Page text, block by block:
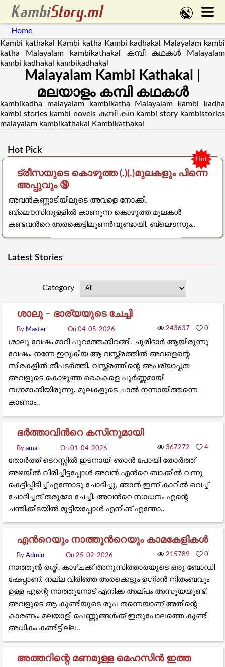
Home
Kambi kathakal Kambi katha Kambi kadhakal Malayalam kambi
katha Malayalam kambikathakal കമ്പി കഥകൾ Malayalam
kambi kadhakal kambikadhakal
Malayalam Kambi Kathakal |
മലയാളം കമ്പി കഥകൾ
kambikadha malayalam kambikatha Malayalam kambi kadha
kambi stories kambi novels കമ്പി കഥ kambi story kambistories
malayalam kambikathakal Kambikathakal
Hot Pick
Hot
ട്രീസയുടെ കൊഴുത്ത (.)(.)മുലകളും പിന്നെ
അപ്പുവും 🔞
അവന്‍കണ്ണാടിയിലൂടെ അവളെ നോക്കി.
ബ്ലൌസിനുള്ളില്‍ കാണുന്ന കൊഴുത്ത മുലകള്‍
കണ്ടവന്‍റെ അരക്കെട്ടിലുണര്‍വുണ്ടായി. ബ്ലൌസും..
Latest Stories
Category
ശാലു – ഭാര്യയുടെ ചേച്ചി
By Master On 04-05-2026 243637 0
ശാലു വേഷം മാറി പുറത്തേക്കിറങ്ങി. ചുരിദാര്‍ ആയിരുന്നു
വേഷം. നന്നേ ഇറുകിയ ആ വസ്ത്രത്തില്‍ അവളെന്റെ
സിരകളില്‍ തീപടര്‍ത്തി. വസ്ത്രത്തിന്റെ അപര്യാപ്തത
അവളുടെ കൊഴുത്ത കൈകളെ പൂര്‍ണ്ണമായി
നഗ്നമാക്കിയിരുന്നു. മുലകളുടെ ചാല്‍ നന്നായിത്തന്നെ
കാണാം..
ഭർത്താവിൻറെ കസിനുമായി
By amal On 01-04-2026 367272 4
തോർത്ത് ടെറസ്സിൽ ഇടനായി ഞാൻ പോയി തോർത്ത്
അഴയിൽ വിരിച്ചിട്ടപ്പോൾ അവൻ എൻറെ ബാക്കിൽ വന്നു
കെട്ടിപ്പിടിച്ച് എന്നോടു ചോദിച്ചു, ഞാൻ ഇന്ന് കാറിൽ വെച്ച്
ചോദിച്ചത് തരുമോ ചേച്ചി. അവൻറെ സാധനം എന്റെ
ചന്തിക്കിടയിൽ മുട്ടിയപ്പോൾ എനിക്ക് എന്തോ..
എന്‍റെയും നാത്തൂന്‍റെയും കാമകേളികൾ
By Admin On 25-02-2026 215789 0
നാത്തൂൻ രശ്മി, കാഴ്ചക്ക് അനുസിത്താരയുടെ ഒരു ബോഡി
ഷേപ്പാണ്. നല്ല വിരിഞ്ഞ അരക്കെട്ടും ഉഗ്രൻ നിതംബവും
ഉള്ള എന്റെ നാത്തൂനോട് എനിക്ക അല്പം അസൂയയുണ്ട്.
അവളുടെ ആ കുണ്ടിയുടെ രൂപ തന്നെയാണ് അതിന്റെ
കാരണം. മലയാളി പെണ്ണുങ്ങൾക്ക് ഇതുപോലത്തെ കുണ്ടി
അധികം കണ്ടിട്ടില്ല..
അത്തറിന്റെ മണമുള്ള മെഹസിൻ ഇത്ത